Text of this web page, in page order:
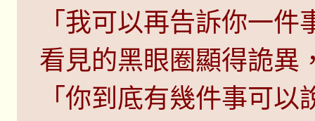
「我可以再告訴你一
看見的黑眼圈顯得詭異
「你到底有幾件事可